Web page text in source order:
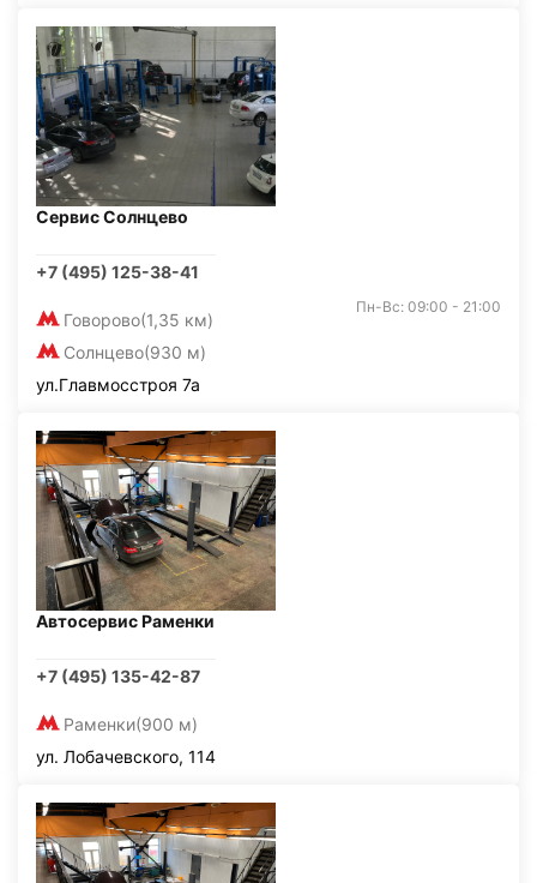
Сервис Солнцево
+7 (495) 125-38-41
Говорово(1,35 км)
Солнцево(930 м)
Пн-Вс: 09:00 - 21:00
ул.Главмосстроя 7а
Автосервис Раменки
+7 (495) 135-42-87
Раменки(900 м)
ул. Лобачевского, 114